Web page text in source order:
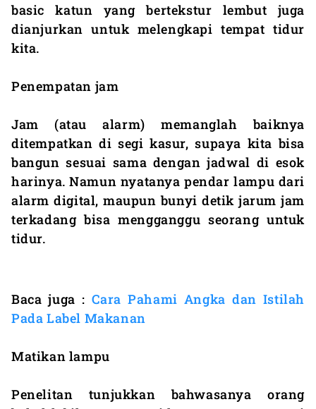
basic katun yang bertekstur lembut juga
dianjurkan untuk melengkapi tempat tidur
kita.
Penempatan jam
Jam (atau alarm) memanglah baiknya
ditempatkan di segi kasur, supaya kita bisa
bangun sesuai sama dengan jadwal di esok
harinya. Namun nyatanya pendar lampu dari
alarm digital, maupun bunyi detik jarum jam
terkadang bisa mengganggu seorang untuk
tidur.
Baca juga : Cara Pahami Angka dan Istilah
Pada Label Makanan
Matikan lampu
Penelitan tunjukkan bahwasanya orang